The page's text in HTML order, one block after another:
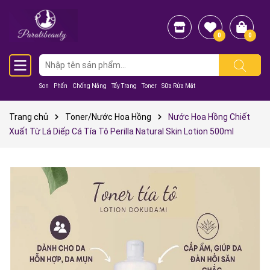
Son Phấn Chống Nắng Tẩy Trang Toner Sữa Rửa Mặt
0 0
Trang chủ Toner/Nước Hoa Hồng
Nước Hoa Hồng Chiết
Xuất Từ Lá Diếp Cá Tía Tô Perilla Natural Skin Lotion 500ml